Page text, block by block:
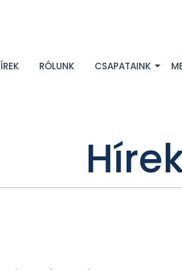
RÓLUNK CSAPATAINK